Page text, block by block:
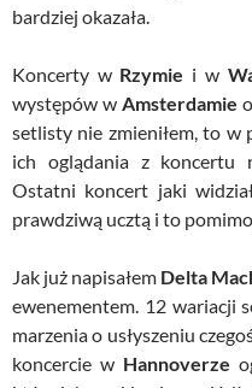
bardziej okazała.
Koncerty w Rzymie i w
występów w Amsterdamie
setlisty nie zmieniłem, to w
ich oglądania z koncertu
Ostatni koncert jaki
prawdziwą ucztą i to
Jak już napisałem Delta
ewenementem. 12 wariacji
marzenia o usłyszeniu
koncercie w Hannoverze